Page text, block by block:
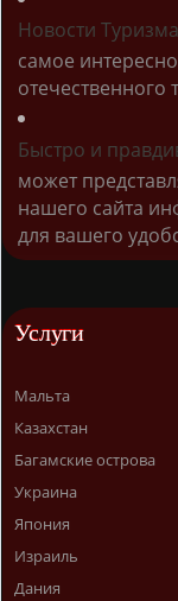
Новости
самое
отечественного
Быстро и
может
нашего сайта
для вашего
Услуги
Мальта
Казахстан
Багамские острова
Украина
Япония
Израиль
Дания